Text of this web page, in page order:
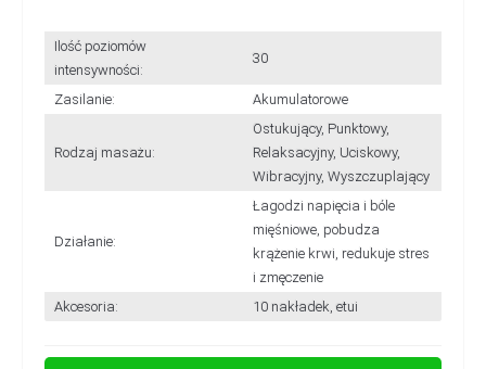
Ilość poziomów
intensywności:
30
Zasilanie: Akumulatorowe
Rodzaj masażu:
Ostukujący, Punktowy,
Relaksacyjny, Uciskowy,
Wibracyjny, Wyszczuplający
Działanie:
Łagodzi napięcia i bóle
mięśniowe, pobudza
krążenie krwi, redukuje stres
i zmęczenie
Akcesoria:
10 nakładek, etui